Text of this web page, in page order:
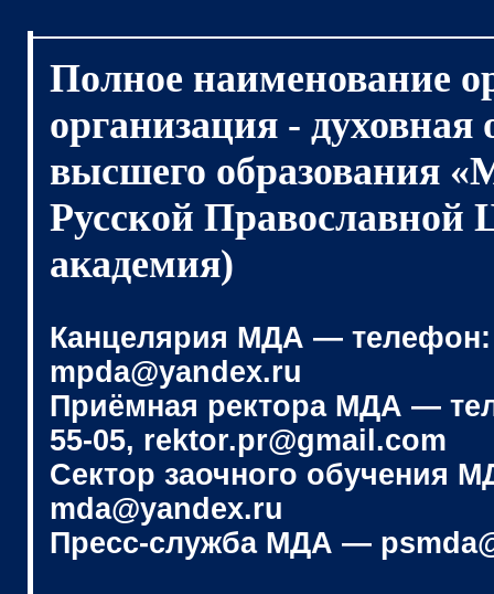
Полное наименование
организация - духовная
высшего образования
Русской Православной
академия)
Канцелярия МДА — телефон:
mpda@yandex.ru
Приёмная ректора МДА —
55-05, rektor.pr@gmail.com
Сектор заочного обучения
mda@yandex.ru
Пресс-служба МДА —